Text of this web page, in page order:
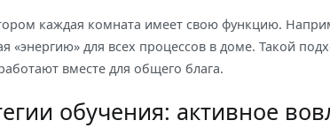
каждая комната имеет свою функцию.
«энергию» для всех процессов в доме. Такой
вместе для общего блага.
обучения: активное